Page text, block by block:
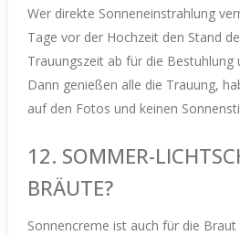
Wer direkte Sonneneinstrahlung
Tage vor der Hochzeit den Stand
Trauungszeit ab für die
Dann genießen alle die Trauung,
auf den Fotos und keinen
12. SOMMER-
BRÄUTE?
Sonnencreme ist auch für die